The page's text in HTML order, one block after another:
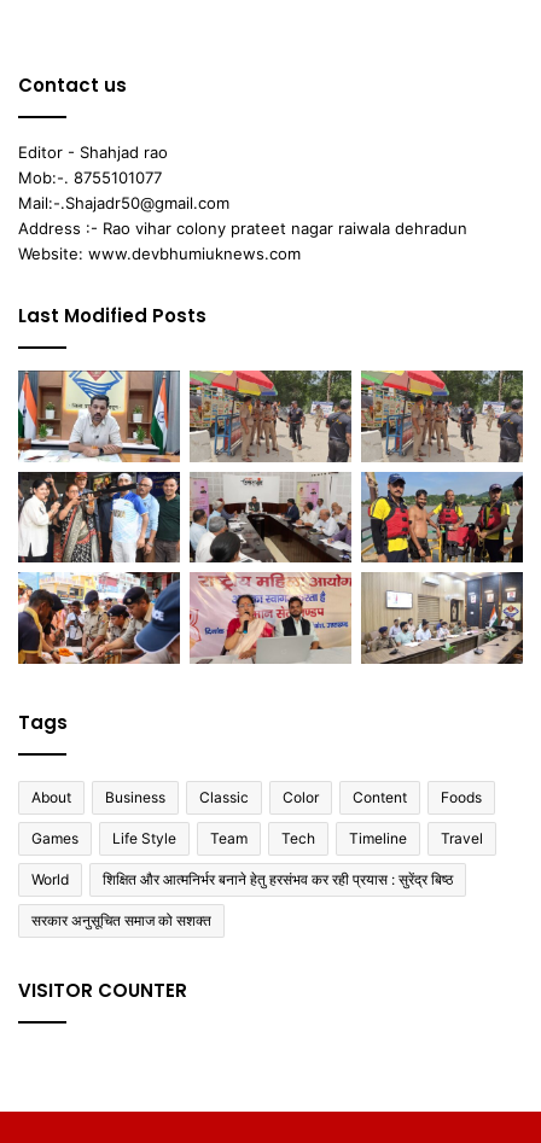
Contact us
Editor - Shahjad rao
Mob:-. 8755101077
Mail:-.Shajadr50@gmail.com
Address :- Rao vihar colony prateet nagar raiwala dehradun
Website: www.devbhumiuknews.com
Last Modified Posts
Tags
About Business Classic Color Content Foods
Games Life Style Team Tech Timeline Travel
World शिक्षित और आत्मनिर्भर बनाने हेतु हरसंभव कर रही प्रयास : सुरेंद्र बिष्ठ
सरकार अनुसूचित समाज को सशक्त
VISITOR COUNTER